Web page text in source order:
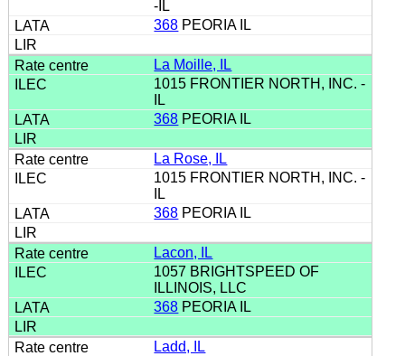
-IL
368 PEORIA IL
La Moille, IL
1015 FRONTIER NORTH, INC. -
IL
368 PEORIA IL
La Rose, IL
1015 FRONTIER NORTH, INC. -
IL
368 PEORIA IL
Lacon, IL
1057 BRIGHTSPEED OF
ILLINOIS, LLC
368 PEORIA IL
Ladd, IL